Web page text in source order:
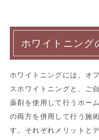
ホワイトニング
ホワイトニングには、オ
スホワイトニングと、ご
薬剤を使用して行うホー
の両方を併用して行う施
す。それぞれメリットと